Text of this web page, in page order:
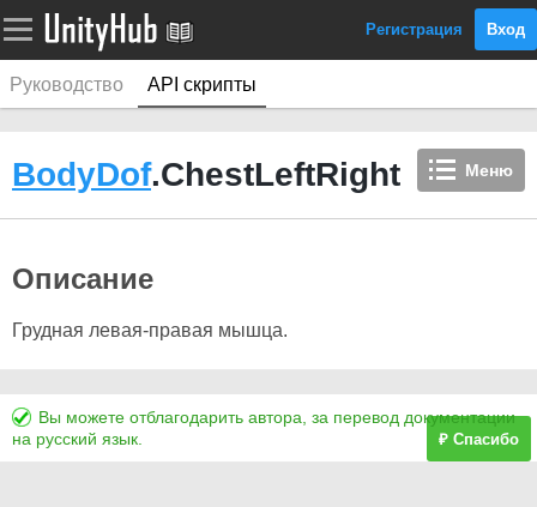
Регистрация Вход
Руководство API скрипты
Меню
BodyDof.ChestLeftRight
Описание
Грудная левая-правая мышца.
Вы можете отблагодарить автора, за перевод документации
на русский язык.
₽ Спасибо